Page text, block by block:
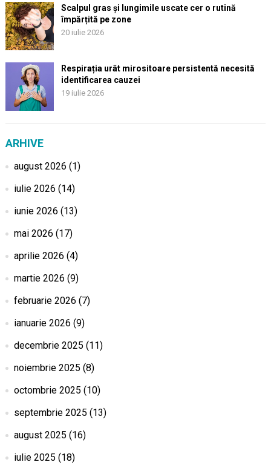
Scalpul gras și lungimile uscate cer o rutină
împărțită pe zone
20 iulie 2026
Respirația urât mirositoare persistentă necesită
identificarea cauzei
19 iulie 2026
ARHIVE
august 2026 (1)
iulie 2026 (14)
iunie 2026 (13)
mai 2026 (17)
aprilie 2026 (4)
martie 2026 (9)
februarie 2026 (7)
ianuarie 2026 (9)
decembrie 2025 (11)
noiembrie 2025 (8)
octombrie 2025 (10)
septembrie 2025 (13)
august 2025 (16)
iulie 2025 (18)